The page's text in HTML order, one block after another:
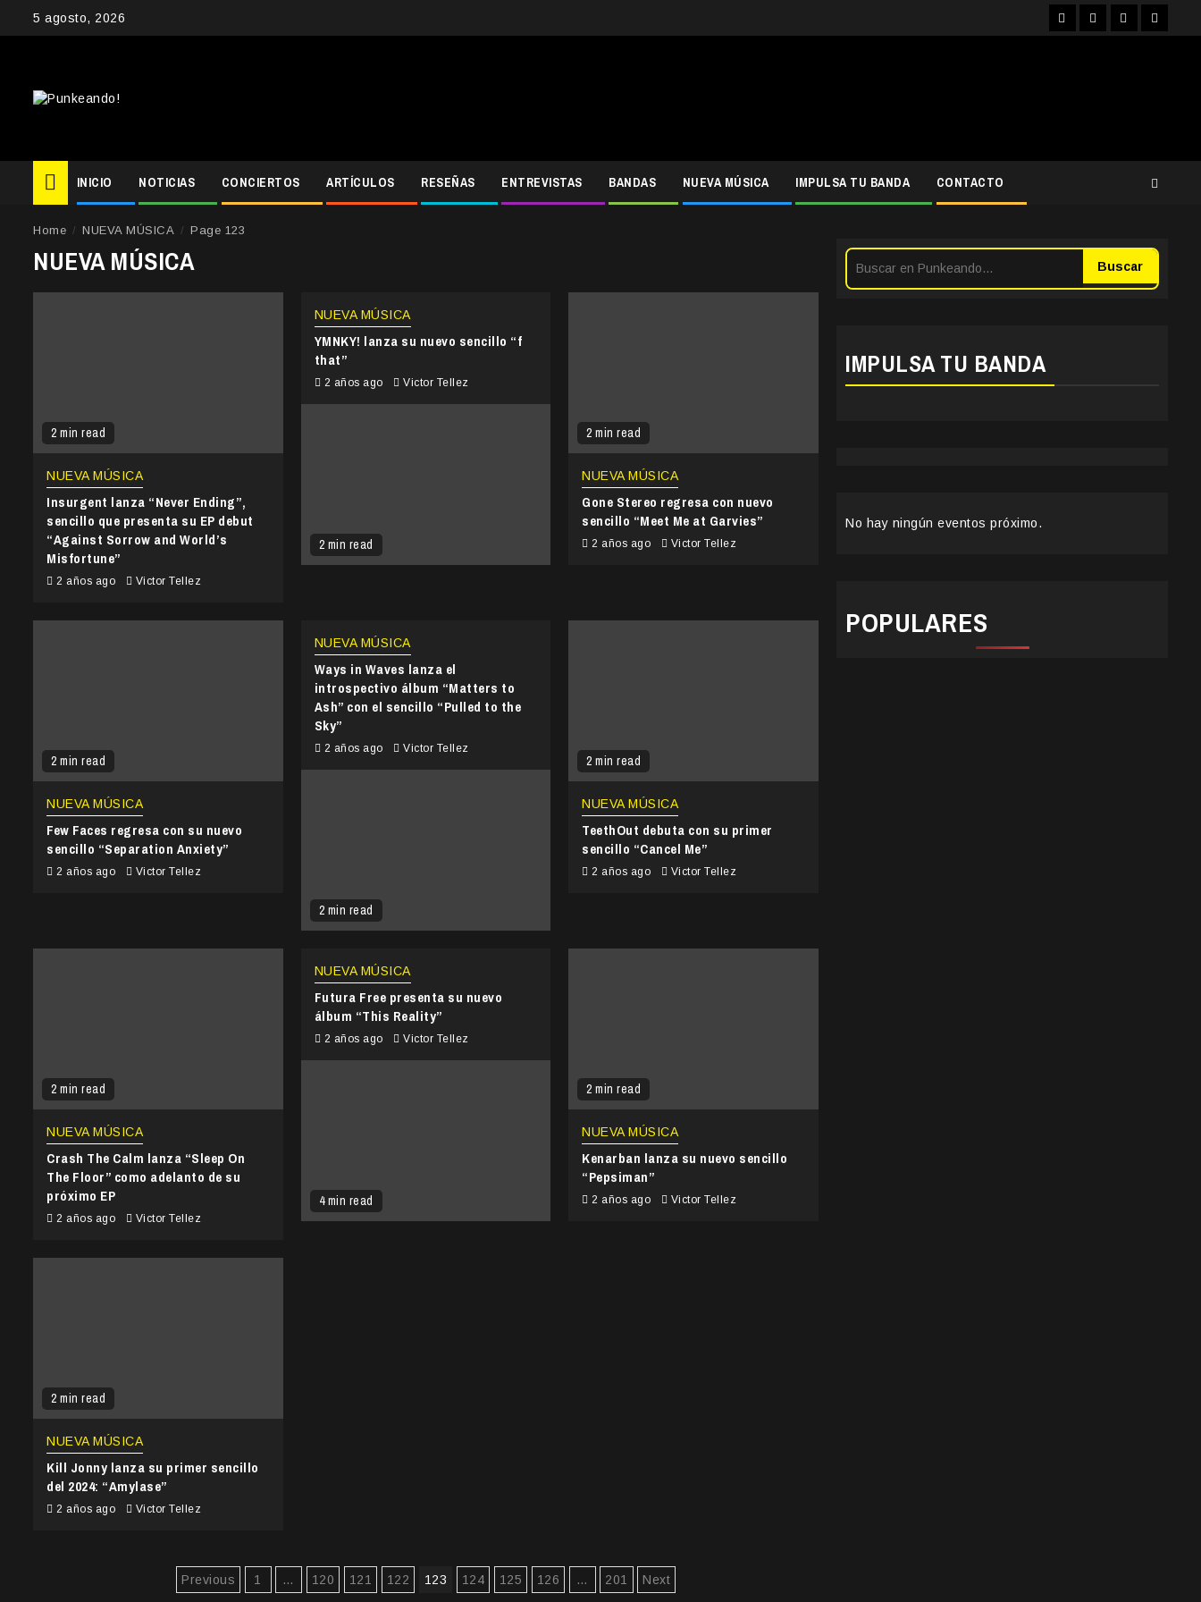
5 agosto, 2026 FacebookInstagram
YouTubeTwitter
INICIO NOTICIAS CONCIERTOS ARTÍCULOS RESEÑAS ENTREVISTAS BANDAS NUEVA MÚSICA IMPULSA TU BANDA CONTACTO
Home NUEVA MÚSICA Page 123
NUEVA MÚSICA
2 min read
NUEVA MÚSICA
Insurgent lanza “Never Ending”,
sencillo que presenta su EP debut
“Against Sorrow and World’s
Misfortune”
2 años ago Victor Tellez
2 min read
NUEVA MÚSICA
YMNKY! lanza su nuevo sencillo “f
that”
2 años ago Victor Tellez
2 min read
NUEVA MÚSICA
Gone Stereo regresa con nuevo
sencillo “Meet Me at Garvies”
2 años ago Victor Tellez
2 min read
NUEVA MÚSICA
Few Faces regresa con su nuevo
sencillo “Separation Anxiety”
2 años ago Victor Tellez
2 min read
NUEVA MÚSICA
Ways in Waves lanza el
introspectivo álbum “Matters to
Ash” con el sencillo “Pulled to the
Sky”
2 años ago Victor Tellez
2 min read
NUEVA MÚSICA
TeethOut debuta con su primer
sencillo “Cancel Me”
2 años ago Victor Tellez
2 min read
NUEVA MÚSICA
Crash The Calm lanza “Sleep On
The Floor” como adelanto de su
próximo EP
2 años ago Victor Tellez
4 min read
NUEVA MÚSICA
Futura Free presenta su nuevo
álbum “This Reality”
2 años ago Victor Tellez
2 min read
NUEVA MÚSICA
Kenarban lanza su nuevo sencillo
“Pepsiman”
2 años ago Victor Tellez
2 min read
NUEVA MÚSICA
Kill Jonny lanza su primer sencillo
del 2024: “Amylase”
2 años ago Victor Tellez
Paginación
Previous 1 … 120 121 122 123 124 125 126 … 201 Next
Buscar
IMPULSA TU BANDA
No hay ningún eventos próximo.
POPULARES